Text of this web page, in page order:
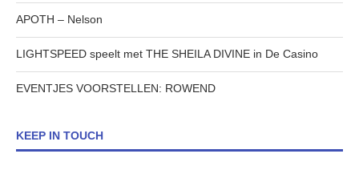
APOTH – Nelson
LIGHTSPEED speelt met THE SHEILA DIVINE in De Casino
EVENTJES VOORSTELLEN: ROWEND
KEEP IN TOUCH